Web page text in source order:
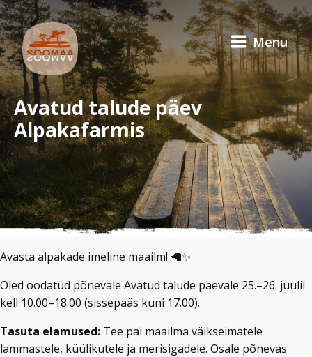
Menu
Avatud talude päev
Alpakafarmis
Avasta alpakade imeline maailm! 🦙✨
Oled oodatud põnevale Avatud talude päevale 25.–26. juulil
kell 10.00–18.00 (sissepääs kuni 17.00).
Tasuta elamused: Tee pai maailma väikseimatele
lammastele, küülikutele ja merisigadele. Osale põnevas